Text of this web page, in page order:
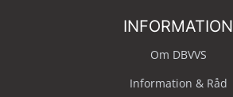
INFORMATION
Om DBVVS
Information & Råd